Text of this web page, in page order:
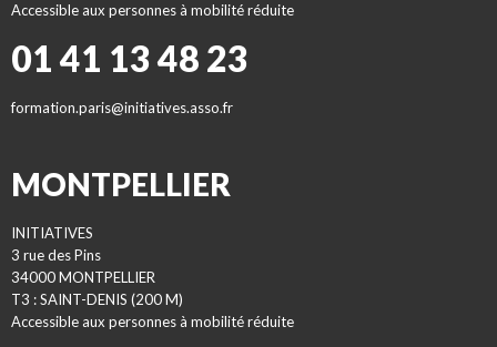
Accessible aux personnes à mobilité réduite
01 41 13 48 23
formation.paris@initiatives.asso.fr
MONTPELLIER
INITIATIVES
3 rue des Pins
34000 MONTPELLIER
T3 : SAINT-DENIS (200 M)
Accessible aux personnes à mobilité réduite